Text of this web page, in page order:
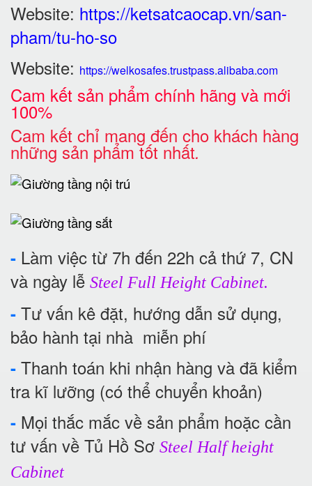
Website: https://ketsatcaocap.vn/san-
pham/tu-ho-so
Website: https://welkosafes.trustpass.alibaba.com
Cam kết sản phẩm chính hãng và mới
100%
Cam kết chỉ mang đến cho khách hàng
những sản phẩm tốt nhất.
- Làm việc từ 7h đến 22h cả thứ 7, CN
và ngày lễ Steel Full Height Cabinet.
- Tư vấn kê đặt, hướng dẫn sử dụng,
bảo hành tại nhà miễn phí
- Thanh toán khi nhận hàng và đã kiểm
tra kĩ lưỡng (có thể chuyển khoản)
- Mọi thắc mắc về sản phẩm hoặc cần
tư vấn về Tủ Hồ Sơ Steel Half height
Cabinet